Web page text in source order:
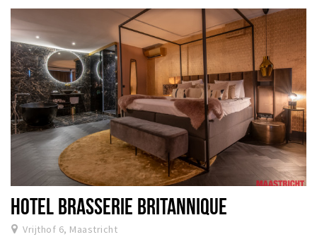
HOTEL BRASSERIE BRITANNIQUE
Vrijthof 6, Maastricht